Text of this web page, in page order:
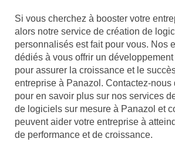
Si vous cherchez à booster votre
alors notre service de création de
personnalisés est fait pour vous. Nos
dédiés à vous offrir un
pour assurer la croissance et le
entreprise à Panazol. Contactez-nous
pour en savoir plus sur nos services
de logiciels sur mesure à Panazol et
peuvent aider votre entreprise à
de performance et de croissance.